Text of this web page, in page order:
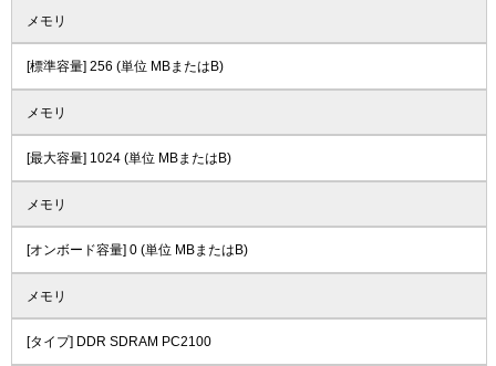
メモリ
[標準容量] 256 (単位 MBまたはB)
メモリ
[最大容量] 1024 (単位 MBまたはB)
メモリ
[オンボード容量] 0 (単位 MBまたはB)
メモリ
[タイプ] DDR SDRAM PC2100